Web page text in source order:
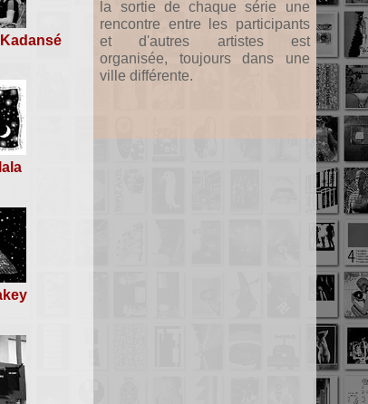
la sortie de chaque série une
rencontre entre les participants
et d'autres artistes est
organisée, toujours dans une
ville différente.